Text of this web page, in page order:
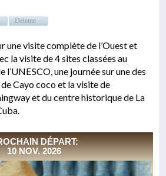
Détente
une visite complète de l’Ouest et
la visite de 4 sites classées au
une journée sur une des
Cayo coco et la visite de
et du centre historique de La
DÉPART:
10 NOV. 2026